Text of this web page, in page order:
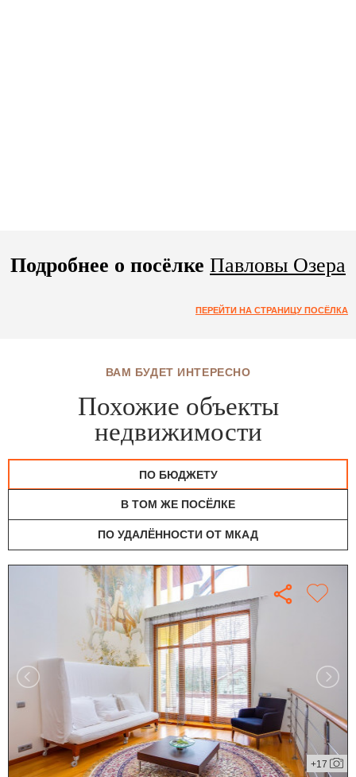
Подробнее о посёлке Павловы Озера
ПЕРЕЙТИ НА СТРАНИЦУ ПОСЁЛКА
ВАМ БУДЕТ ИНТЕРЕСНО
Похожие объекты
недвижимости
ПО БЮДЖЕТУ
В ТОМ ЖЕ ПОСЁЛКЕ
ПО УДАЛЁННОСТИ ОТ МКАД
+17